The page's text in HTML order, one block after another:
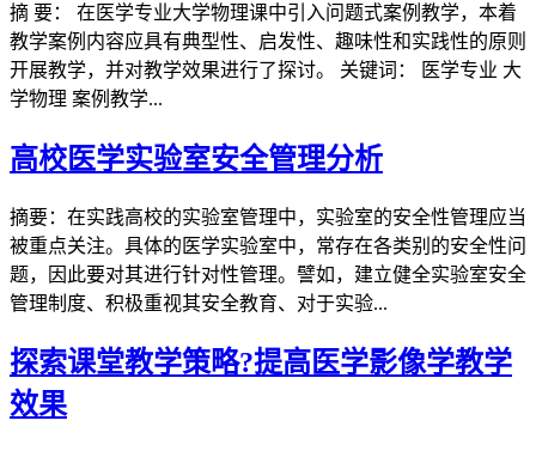
摘 要： 在医学专业大学物理课中引入问题式案例教学，本着
教学案例内容应具有典型性、启发性、趣味性和实践性的原则
开展教学，并对教学效果进行了探讨。 关键词： 医学专业 大
学物理 案例教学...
高校医学实验室安全管理分析
摘要：在实践高校的实验室管理中，实验室的安全性管理应当
被重点关注。具体的医学实验室中，常存在各类别的安全性问
题，因此要对其进行针对性管理。譬如，建立健全实验室安全
管理制度、积极重视其安全教育、对于实验...
探索课堂教学策略?提高医学影像学教学
效果